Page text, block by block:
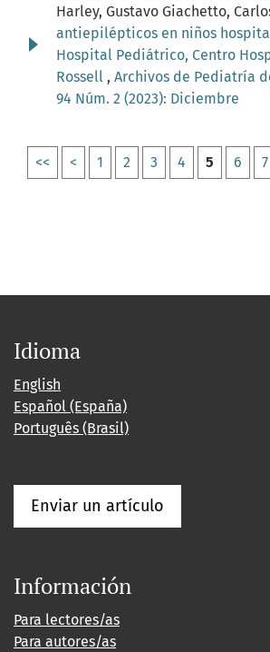
Harley, Gustavo Giachetto,
antiepilépticos en niños
Hospital Pediátrico, Centro
Rossell , Archivos de Pediatría
94 Núm. 2 (2023): Diciembre
<< < 1 2 3 4 5 6 7
Idioma
English
Español (España)
Português (Brasil)
Enviar un artículo
Información
Para lectores/as
Para autores/as